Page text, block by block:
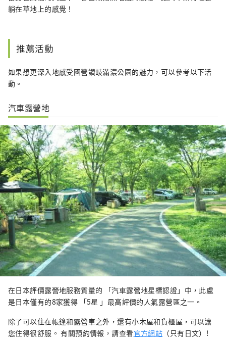
躺在草地上的感覺！
推薦活動
如果想更深入地感受國營讚岐滿濃公園的魅力，可以參考以下活
動。
汽車露營地
在日本評價露營地服務質量的 「汽車露營地星標認證」中，此處
是日本僅有的8家獲得 「5星 」最高評價的人氣露營區之一。
除了可以住在帳篷和露營車之外，還有小木屋和貨櫃屋，可以讓
您住得很舒服。 有關預約情報，請查看官方網站 （只有日文）!